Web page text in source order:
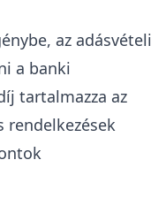
az adásvételi
a banki
tartalmazza az
rendelkezések